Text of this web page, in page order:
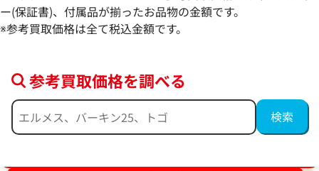
71,000円
2026年3月17日時点
70,000
ー(保証書)、付属品が揃ったお品物の金額です。
※参考買取価格は全て税込金額です。
参考買取価格を調べる